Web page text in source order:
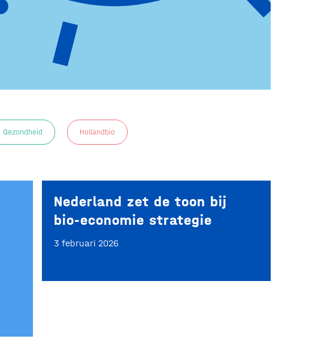
Gezondheid Hollandbio
Nederland zet de toon bij
bio‑economie strategie
3 februari 2026